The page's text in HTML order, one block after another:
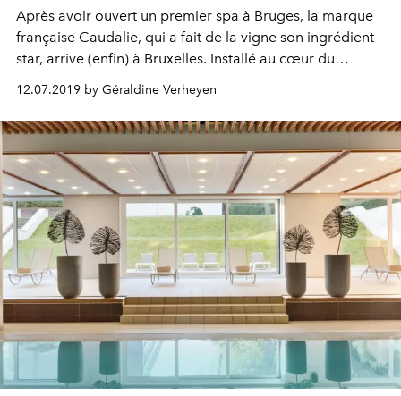
Après avoir ouvert un premier spa à Bruges, la marque
française Caudalie, qui a fait de la vigne son ingrédient
star, arrive (enfin) à Bruxelles. Installé au cœur du
quartier Louise, ce nouvel écrin offrira des "instants
beauté offerts", afin de découvrir les produits, des
diagnostics de peau, mais aussi des tisanes entre deux
12.07.2019 by Géraldine Verheyen